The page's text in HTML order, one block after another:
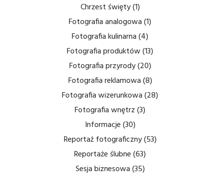
Chrzest święty(1)
Fotografia analogowa(1)
Fotografia kulinarna(4)
Fotografia produktów(13)
Fotografia przyrody(20)
Fotografia reklamowa(8)
Fotografia wizerunkowa(28)
Fotografia wnętrz(3)
Informacje(30)
Reportaż fotograficzny(53)
Reportaże ślubne(63)
Sesja biznesowa(35)